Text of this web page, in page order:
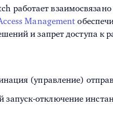
работает
Management
и запрет доступа к
(управление)
запуск-отключение